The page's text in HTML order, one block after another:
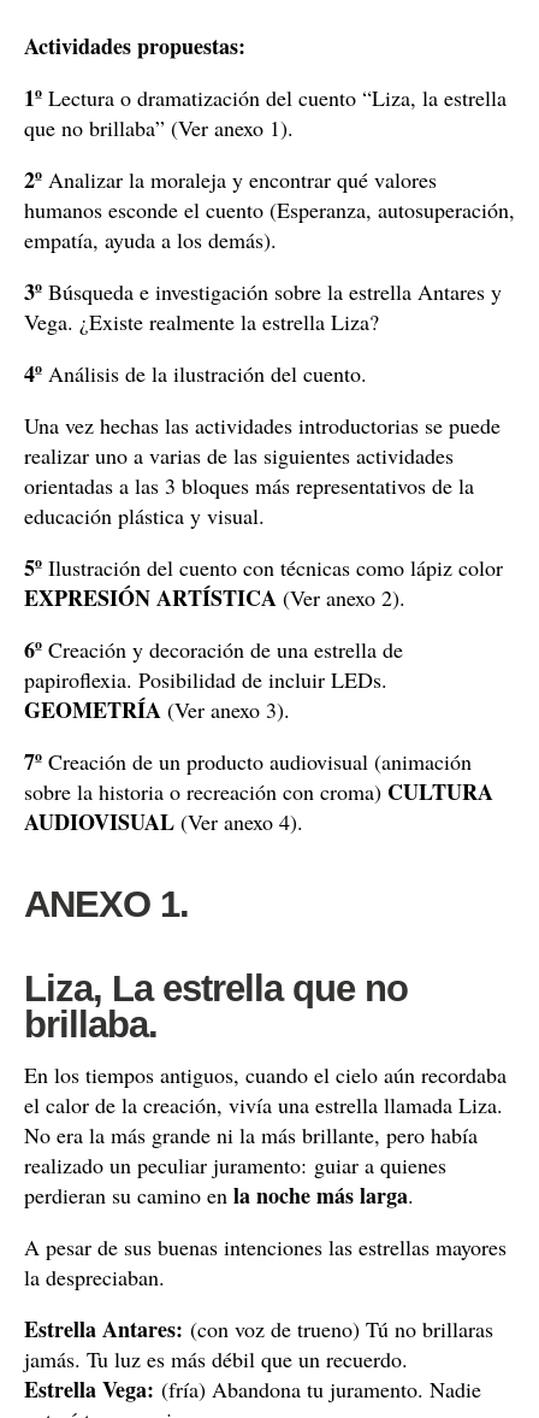
Actividades propuestas:
1º Lectura o dramatización del cuento “Liza, la estrella
que no brillaba” (Ver anexo 1).
2º Analizar la moraleja y encontrar qué valores
humanos esconde el cuento (Esperanza, autosuperación,
empatía, ayuda a los demás).
3º Búsqueda e investigación sobre la estrella Antares y
Vega. ¿Existe realmente la estrella Liza?
4º Análisis de la ilustración del cuento.
Una vez hechas las actividades introductorias se puede
realizar uno a varias de las siguientes actividades
orientadas a las 3 bloques más representativos de la
educación plástica y visual.
5º Ilustración del cuento con técnicas como lápiz color
EXPRESIÓN ARTÍSTICA (Ver anexo 2).
6º Creación y decoración de una estrella de
papiroflexia. Posibilidad de incluir LEDs.
GEOMETRÍA (Ver anexo 3).
7º Creación de un producto audiovisual (animación
sobre la historia o recreación con croma) CULTURA
AUDIOVISUAL (Ver anexo 4).
ANEXO 1.
Liza, La estrella que no
brillaba.
En los tiempos antiguos, cuando el cielo aún recordaba
el calor de la creación, vivía una estrella llamada Liza.
No era la más grande ni la más brillante, pero había
realizado un peculiar juramento: guiar a quienes
perdieran su camino en la noche más larga.
A pesar de sus buenas intenciones las estrellas mayores
la despreciaban.
Estrella Antares: (con voz de trueno) Tú no brillaras
jamás. Tu luz es más débil que un recuerdo.
Estrella Vega: (fría) Abandona tu juramento. Nadie